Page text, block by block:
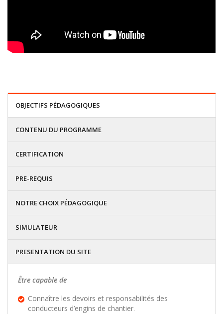
OBJECTIFS PÉDAGOGIQUES
CONTENU DU PROGRAMME
CERTIFICATION
PRE-REQUIS
NOTRE CHOIX PÉDAGOGIQUE
SIMULATEUR
PRESENTATION DU SITE
Être capable de
Connaître les devoirs et responsabilités des
conducteurs d’engins de chantier.